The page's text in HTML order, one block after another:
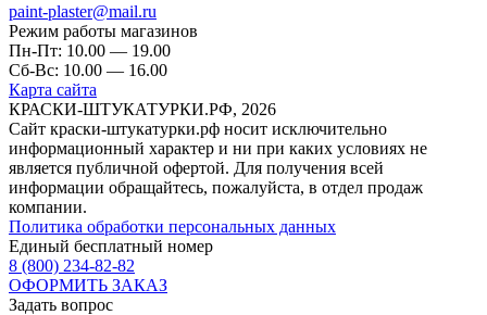
paint-plaster@mail.ru
Режим работы магазинов
Пн-Пт: 10.00 — 19.00
Сб-Вс: 10.00 — 16.00
Карта сайта
КРАСКИ-ШТУКАТУРКИ.РФ, 2026
Cайт краски-штукатурки.рф носит исключительно
информационный характер и ни при каких условиях не
является публичной офертой. Для получения всей
информации обращайтесь, пожалуйста, в отдел продаж
компании.
Политика обработки персональных данных
Единый бесплатный номер
8 (800) 234-82-82
ОФОРМИТЬ ЗАКАЗ
Задать вопрос